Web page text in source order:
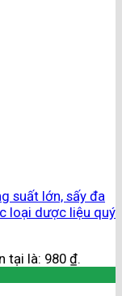
suất lớn, sấy đa
loại dược liệu quý
tại là: 980 ₫.